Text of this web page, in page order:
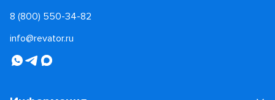
8 (800) 550-34-82
info@revator.ru